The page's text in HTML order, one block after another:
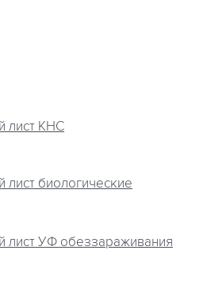
лист КНС
лист биологические
лист УФ обеззараживания